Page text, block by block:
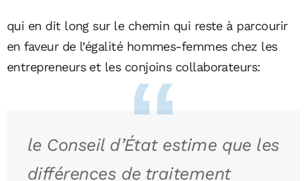
qui en dit long sur le chemin qui reste à parcourir
en faveur de l’égalité hommes-femmes chez les
entrepreneurs et les conjoins collaborateurs:
le Conseil d’État estime que les
différences de traitement